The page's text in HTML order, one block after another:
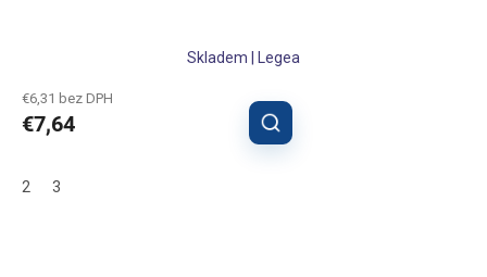
Skladem | Legea
€6,31 bez DPH
€7,64
2 3